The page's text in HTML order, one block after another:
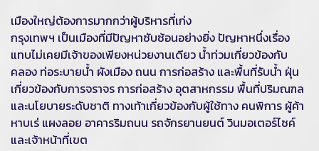
เมืองใหญ่ต้องการมากกว่าผู้บริหารที่เก่ง
กรุงเทพฯ เป็นเมืองที่มีปัญหาซับซ้อนอย่างยิ่ง ปัญหาหนึ่งเรื่อง
แทบไม่เคยมีเจ้าของเพียงหน่วยงานเดียว น้ำท่วมเกี่ยวข้องกับ
คลอง ท่อระบายน้ำ ผังเมือง ถนน การก่อสร้าง และพื้นที่รับน้ำ ฝุ่น
เกี่ยวข้องกับการจราจร การก่อสร้าง อุตสาหกรรม พื้นที่ปริมณฑล
และนโยบายระดับชาติ ทางเท้าเกี่ยวข้องกับผู้ใช้ทาง คนพิการ ผู้ค้า
หาบเร่ แผงลอย อาคารริมถนน รถจักรยานยนต์ วินมอเตอร์ไซค์
และเจ้าหน้าที่เขต